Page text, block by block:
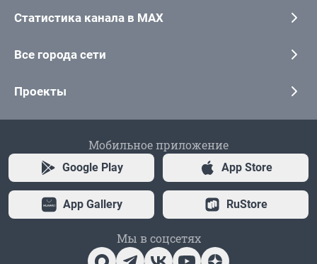
Статистика канала в MAX
Все города сети
Проекты
Мобильное приложение
Google Play App Store
App Gallery RuStore
Мы в соцсетях